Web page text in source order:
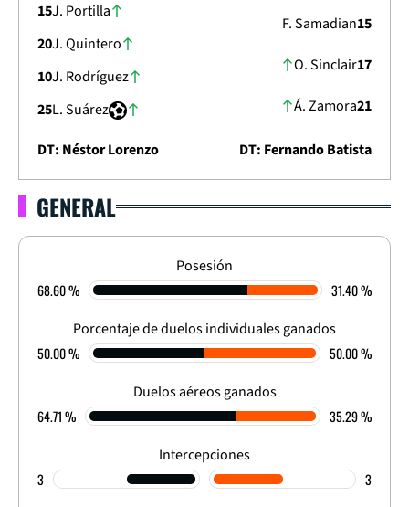
15J. Portilla
20J. Quintero
10J. Rodríguez
25L. Suárez
15
F. Samadian
17
O. Sinclair
21
Á. Zamora
DT: Néstor Lorenzo DT: Fernando Batista
AMISTOSOS 1
3-1
FINALIZADO
GENERAL
Posesión
68.60 % 31.40 %
Porcentaje de duelos individuales ganados
50.00 % 50.00 %
Duelos aéreos ganados
64.71 % 35.29 %
Intercepciones
3 3